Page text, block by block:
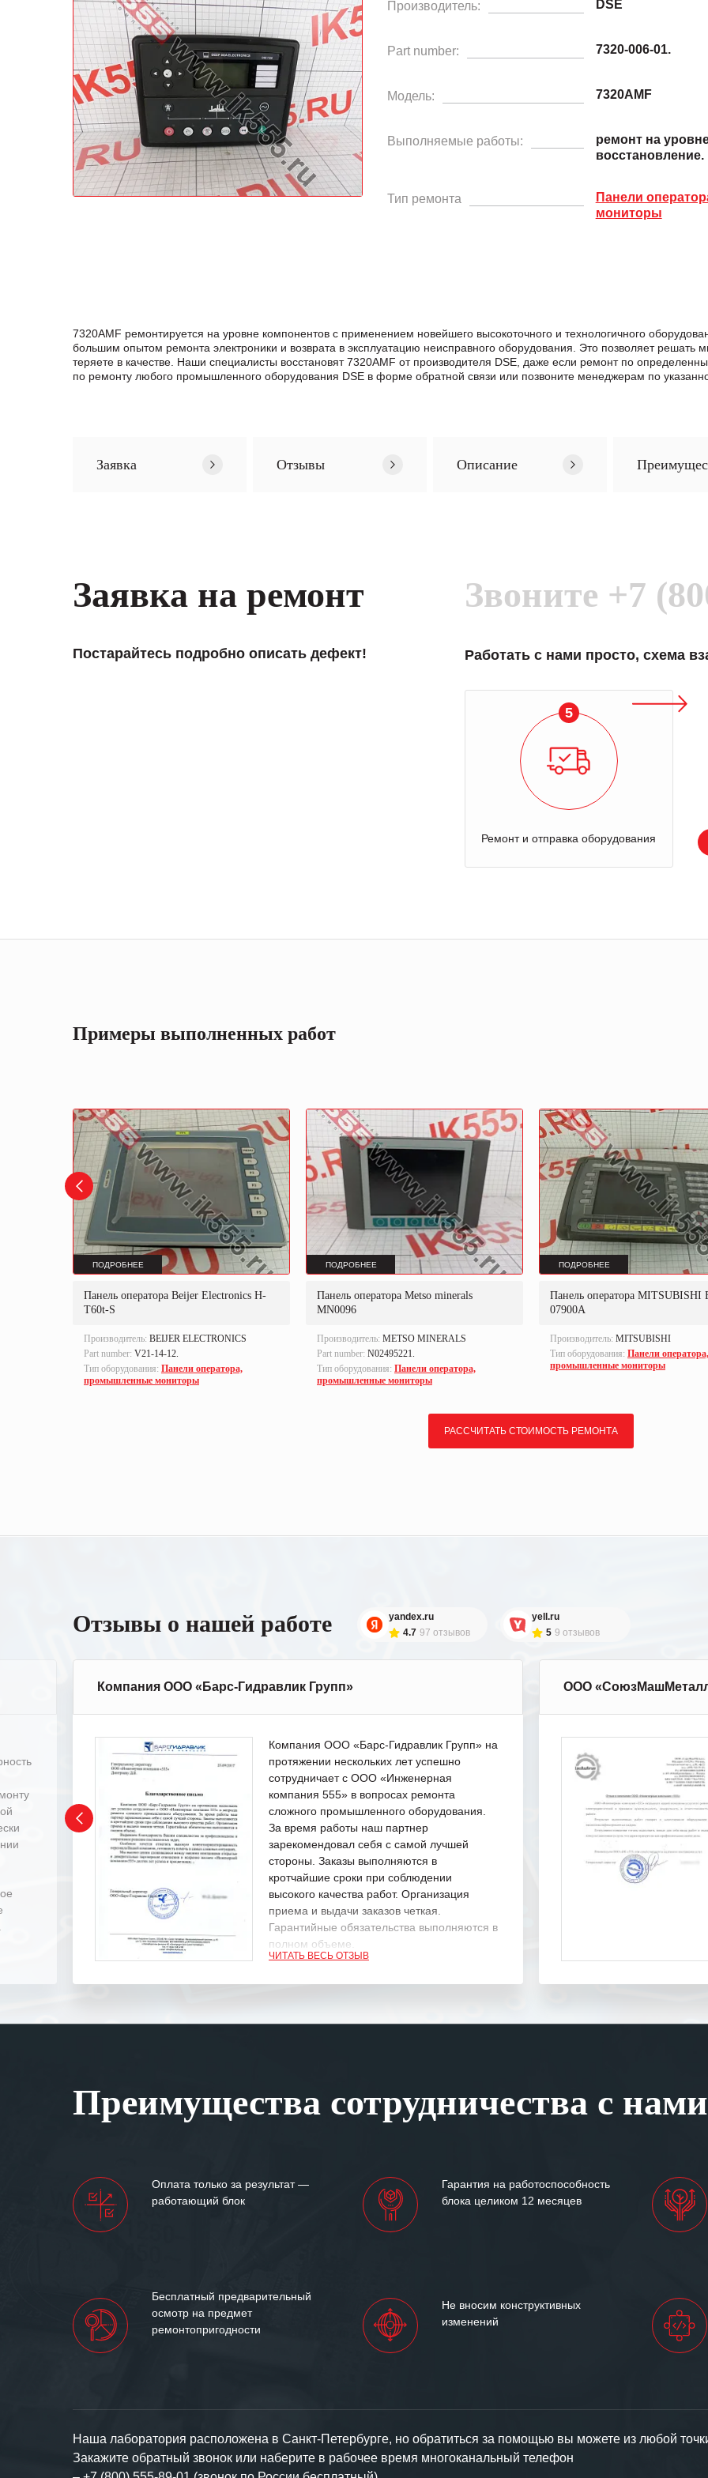
Производитель: DSE
Part number: 7320-006-01.
Модель: 7320AMF
Выполняемые работы:
ремонт на
восстановление.
Тип ремонта
Панели
мониторы
7320AMF ремонтируется на уровне компонентов с применением новейшего высокоточного и технологичного
большим опытом ремонта электроники и возврата в эксплуатацию неисправного оборудования. Это позволяет
теряете в качестве. Наши специалисты восстановят 7320AMF от производителя DSE, даже если ремонт по
по ремонту любого промышленного оборудования DSE в формe обратной связи или позвоните менеджерам по
Заявка Отзывы Описание
Заявка на ремонт
Постарайтесь подробно описать дефект!
Звоните +7
Работать с нами просто, схема
5
Ремонт и отправка оборудования
Примеры выполненных работ
ПОДРОБНЕЕ
Панель оператора Beijer Electronics H-
T60t-S
Производитель: BEIJER ELECTRONICS
Part number: V21-14-12.
Тип оборудования: Панели оператора,
промышленные мониторы
ПОДРОБНЕЕ
Панель оператора Metso minerals
MN0096
Производитель: METSO MINERALS
Part number: N02495221.
Тип оборудования: Панели оператора,
промышленные мониторы
ПОДРОБНЕЕ
Панель оператора MITSUBISHI
07900A
Производитель: MITSUBISHI
Тип оборудования: Панели оператора,
промышленные мониторы
РАССЧИТАТЬ СТОИМОСТЬ РЕМОНТА
Отзывы о нашей работе
yandex.ru
4.7 97 отзывов
yell.ru
5 9 отзывов
Компания ООО «Барс-Гидравлик Групп»
Компания ООО «Барс-Гидравлик Групп» на
протяжении нескольких лет успешно
сотрудничает с ООО «Инженерная
компания 555» в вопросах ремонта
сложного промышленного оборудования.
За время работы наш партнер
зарекомендовал себя с самой лучшей
стороны. Заказы выполняются в
кротчайшие сроки при соблюдении
высокого качества работ. Организация
приема и выдачи заказов четкая.
Гарантийные обязательства выполняются в
полном объеме.
Мы высоко ценим сложившиеся между
«555» долгих лет успеха и процветания.
ЧИТАТЬ ВЕСЬ ОТЗЫВ
ООО
Преимущества сотрудничества с нами
Оплата только за результат —
работающий блок
Гарантия на работоспособность
блока целиком 12 месяцев
Бесплатный предварительный
осмотр на предмет
ремонтопригодности
Не вносим конструктивных
изменений
Наша лаборатория расположена в Санкт-Петербурге, но обратиться за помощью вы можете из любой
Закажите обратный звонок или наберите в рабочее время многоканальный телефон